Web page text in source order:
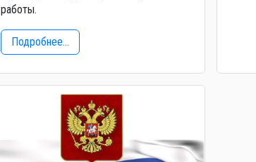
работы.
Подробнее...